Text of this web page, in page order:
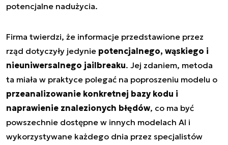
potencjalne nadużycia.
Firma twierdzi, że informacje przedstawione przez
rząd dotyczyły jedynie potencjalnego, wąskiego i
nieuniwersalnego jailbreaku. Jej zdaniem, metoda
ta miała w praktyce polegać na poproszeniu modelu o
przeanalizowanie konkretnej bazy kodu i
naprawienie znalezionych błędów, co ma być
powszechnie dostępne w innych modelach AI i
wykorzystywane każdego dnia przez specjalistów